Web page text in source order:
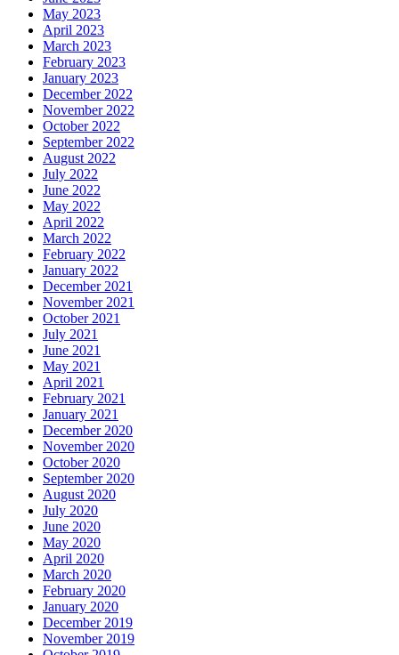
May 2023
April 2023
March 2023
February 2023
January 2023
December 2022
November 2022
October 2022
September 2022
August 2022
July 2022
June 2022
May 2022
April 2022
March 2022
February 2022
January 2022
December 2021
November 2021
October 2021
July 2021
June 2021
May 2021
April 2021
February 2021
January 2021
December 2020
November 2020
October 2020
September 2020
August 2020
July 2020
June 2020
May 2020
April 2020
March 2020
February 2020
January 2020
December 2019
November 2019